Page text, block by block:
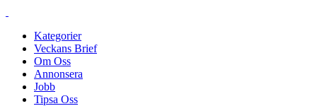
Kategorier
Veckans Brief
Om Oss
Annonsera
Jobb
Tipsa Oss